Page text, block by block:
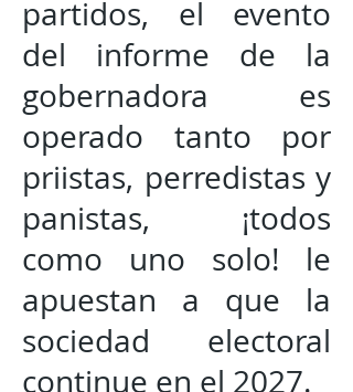
partidos, el evento
del informe de la
gobernadora es
operado tanto por
priistas, perredistas y
panistas, ¡todos
como uno solo! le
apuestan a que la
sociedad electoral
continue en el 2027.